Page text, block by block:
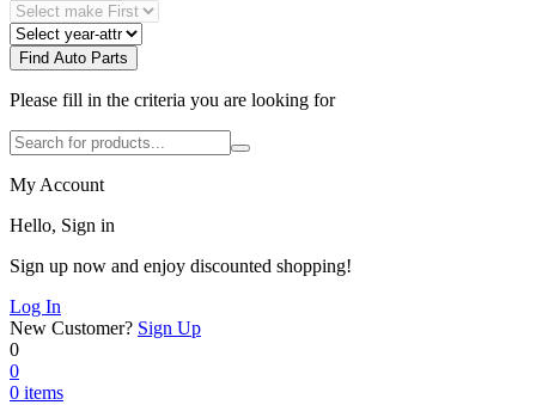
Find Auto Parts
Please fill in the criteria you are looking for
My Account
Hello, Sign in
Sign up now and enjoy discounted shopping!
Log In
New Customer? Sign Up
0
0
0 items